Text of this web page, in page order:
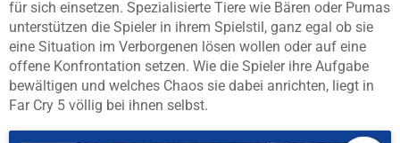
für sich einsetzen. Spezialisierte Tiere wie Bären oder Pumas
unterstützen die Spieler in ihrem Spielstil, ganz egal ob sie
eine Situation im Verborgenen lösen wollen oder auf eine
offene Konfrontation setzen. Wie die Spieler ihre Aufgabe
bewältigen und welches Chaos sie dabei anrichten, liegt in
Far Cry 5 völlig bei ihnen selbst.